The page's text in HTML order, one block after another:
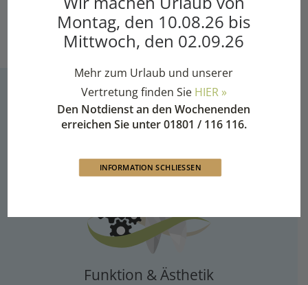
Zuzwil (CH)
Die Mundharmonie steht für
Funktion & Ästhetik
Montag, den 10.08.26 bis
Mittwoch, den 02.09.26
Mehr zum Urlaub und unserer
Vertretung finden Sie HIER »
Den Notdienst an den Wochenenden
erreichen Sie unter 01801 / 116 116.
INFORMATION SCHLIESSEN